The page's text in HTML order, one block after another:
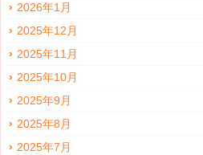
2026年1月
2025年12月
2025年11月
2025年10月
2025年9月
2025年8月
2025年7月